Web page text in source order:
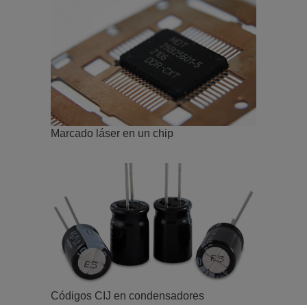
Marcado láser en un chip
Códigos CIJ en condensadores